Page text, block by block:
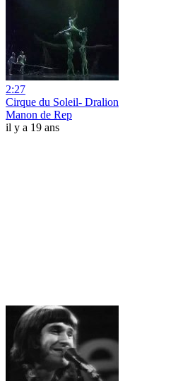
2:27
Cirque du Soleil- Dralion
Manon de Rep
il y a 19 ans